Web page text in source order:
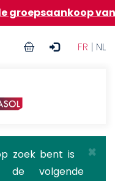
van
FR | NL
User
×
zoek bent is
de volgende